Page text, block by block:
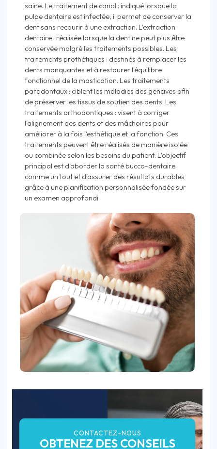
saine. Le traitement de canal : indiqué lorsque la
pulpe dentaire est infectée, il permet de conserver la
dent sans recourir à une extraction. L'extraction
dentaire : réalisée lorsque la dent ne peut plus être
conservée malgré les traitements possibles. Les
traitements prothétiques : destinés à remplacer les
dents manquantes et à restaurer l'équilibre
fonctionnel de la mastication. Les traitements
parodontaux : ciblent les maladies des gencives afin
de préserver les tissus de soutien des dents. Les
traitements orthodontiques : visent à corriger
l'alignement des dents et des mâchoires pour
améliorer à la fois l'esthétique et la fonction. Ces
traitements peuvent être réalisés de manière isolée
ou combinée selon les besoins du patient. L'objectif
principal est d'aborder la santé bucco-dentaire
comme un tout et d'assurer des résultats durables
grâce à une planification personnalisée fondée sur
un examen approfondi.
CONTACTEZ-NOUS
OBTENEZ DES CONSEILS